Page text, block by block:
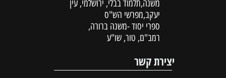
משנה,תלמוד בבלי, ירושלמי, עין
יעקב,מפרשי הש"ס
ספרי יסוד -משנה ברורה,
רמב"ם, טור, שו"ע
יצירת קשר